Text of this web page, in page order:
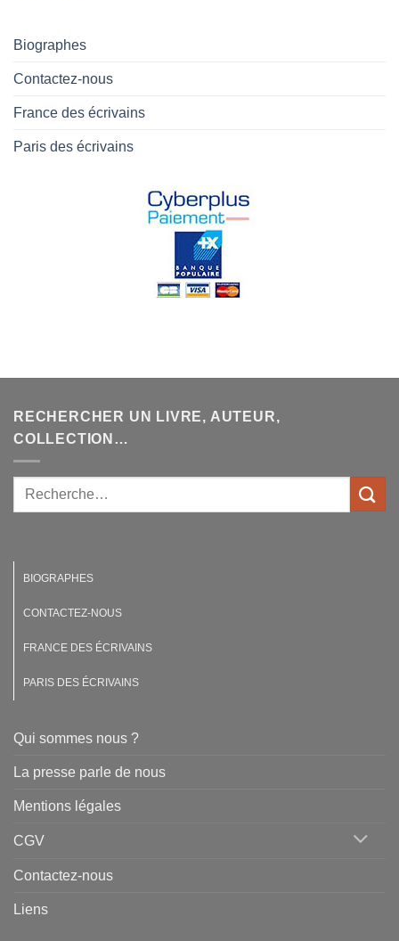
Biographes
Contactez-nous
France des écrivains
Paris des écrivains
RECHERCHER UN LIVRE, AUTEUR,
COLLECTION…
BIOGRAPHES
CONTACTEZ-NOUS
FRANCE DES ÉCRIVAINS
PARIS DES ÉCRIVAINS
Qui sommes nous ?
La presse parle de nous
Mentions légales
CGV
Contactez-nous
Liens